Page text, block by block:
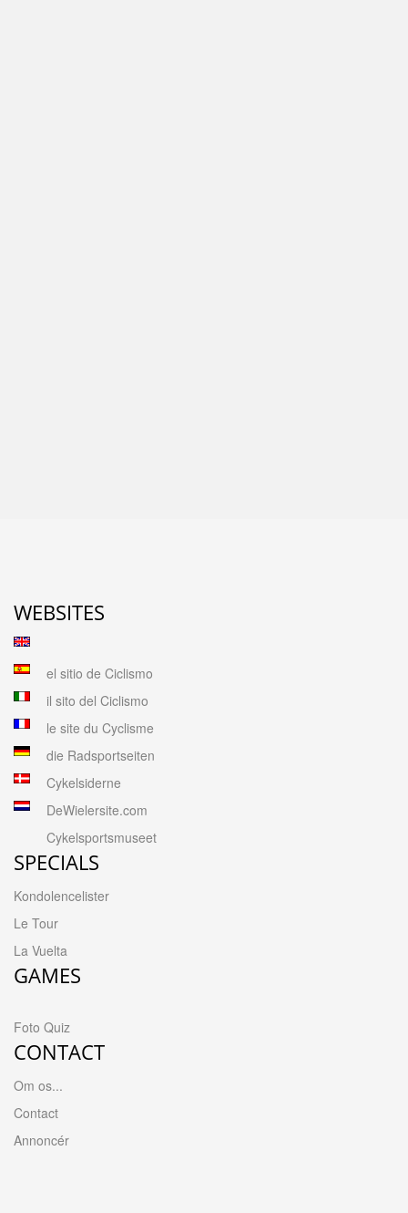
WEBSITES
el sitio de Ciclismo
il sito del Ciclismo
le site du Cyclisme
die Radsportseiten
Cykelsiderne
DeWielersite.com
Cykelsportsmuseet
SPECIALS
Kondolencelister
Le Tour
La Vuelta
GAMES
Foto Quiz
CONTACT
Om os...
Contact
Annoncér